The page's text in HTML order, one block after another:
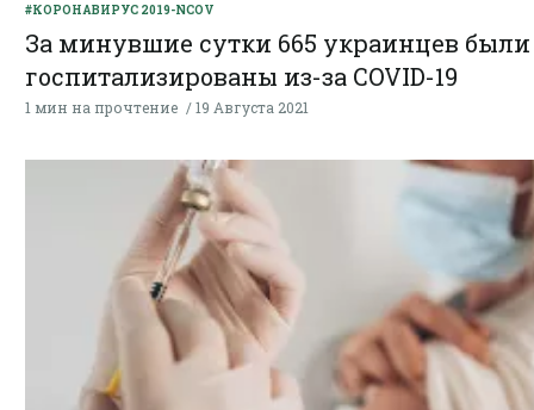
#КОРОНАВИРУС 2019-NCOV
За минувшие сутки 665 украинцев были
госпитализированы из-за COVID-19
1 мин на прочтение 19 Августа 2021